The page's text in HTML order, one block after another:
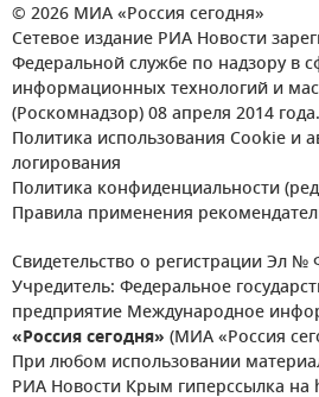
© 2026 МИА «Россия сегодня»
Сетевое издание РИА Новости
Федеральной службе по надзору в
информационных технологий и
(Роскомнадзор) 08 апреля 2014 года.
Политика использования Cookie и
логирования
Политика конфиденциальности
Правила применения
Свидетельство о регистрации Эл №
Учредитель: Федеральное
предприятие Международное
«Россия сегодня» (МИА «Россия
При любом использовании
РИА Новости Крым гиперссылка